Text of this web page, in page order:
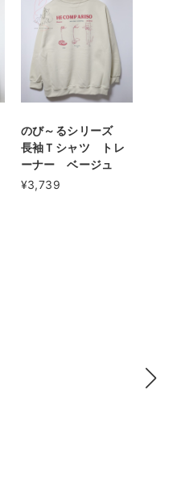
のび～るシリーズ
長袖Ｔシャツ トレ
ーナー ベージュ
¥3,739